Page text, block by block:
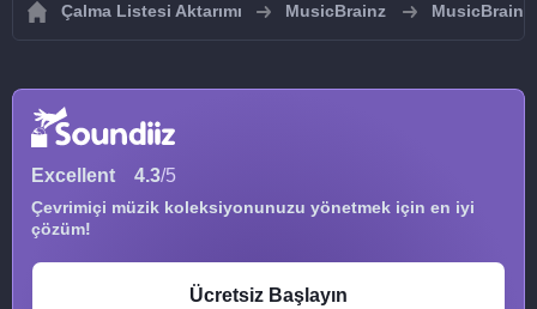
Çalma Listesi Aktarımı MusicBrainz
Excellent 4.3/5
Çevrimiçi müzik koleksiyonunuzu yönetmek için en iyi
çözüm!
Ücretsiz Başlayın